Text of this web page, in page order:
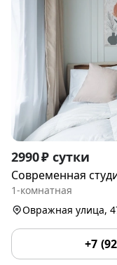
Item
1
of
2990 ₽ сутки
Современная
1-комнатная
Овражная улица,
+7